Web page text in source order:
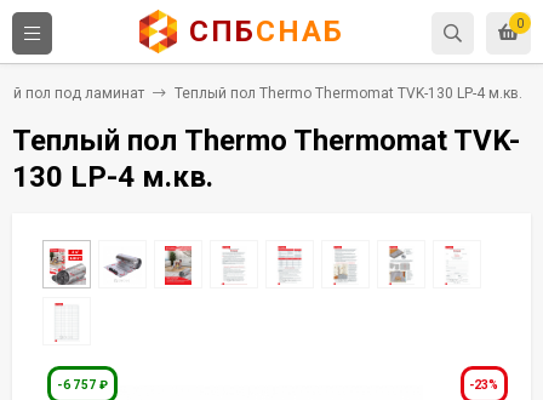
0
СПБСНАБ
пол под ламинат Теплый пол Thermo Thermomat TVK-130 LP-4 м.кв.
Теплый пол Thermo Thermomat TVK-
130 LP-4 м.кв.
-23%
-6 757 ₽